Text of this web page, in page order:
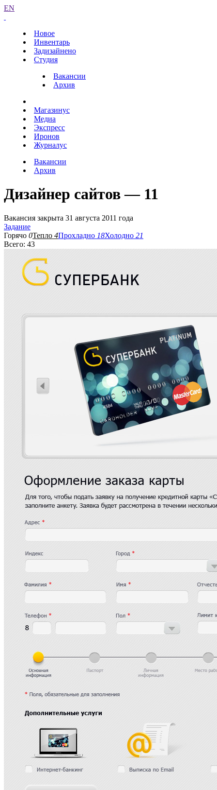
EN
Новое
Инвентарь
Задизайнено
Студия
Вакансии
Архив
Магазинус
Медиа
Экспресс
Иронов
Журналус
Вакансии
Архив
Дизайнер сайтов — 11
Вакансия закрыта 31 августа 2011 года
Задание
Горячо 0Тепло 4Прохладно 18Холодно 21
Всего: 43